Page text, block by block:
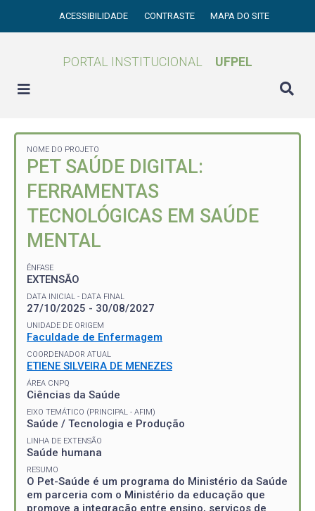
ACESSIBILIDADE CONTRASTE MAPA DO SITE
PORTAL INSTITUCIONAL UFPEL
NOME DO PROJETO
PET SAÚDE DIGITAL:
FERRAMENTAS
TECNOLÓGICAS EM SAÚDE
MENTAL
ÊNFASE
EXTENSÃO
DATA INICIAL - DATA FINAL
27/10/2025 - 30/08/2027
UNIDADE DE ORIGEM
Faculdade de Enfermagem
COORDENADOR ATUAL
ETIENE SILVEIRA DE MENEZES
ÁREA CNPQ
Ciências da Saúde
EIXO TEMÁTICO (PRINCIPAL - AFIM)
Saúde / Tecnologia e Produção
LINHA DE EXTENSÃO
Saúde humana
RESUMO
O Pet-Saúde é um programa do Ministério da Saúde
em parceria com o Ministério da educação que
promove a integração entre ensino, serviços de